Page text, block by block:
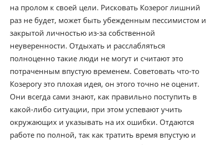
на пролом к своей цели. Рисковать Козерог лишний
раз не будет, может быть убежденным пессимистом и
закрытой личностью из-за собственной
неуверенности. Отдыхать и расслабляться
полноценно такие люди не могут и считают это
потраченным впустую временем. Советовать что-то
Козерогу это плохая идея, он этого точно не оценит.
Они всегда сами знают, как правильно поступить в
какой-либо ситуации, при этом успевают учить
окружающих и указывать на их ошибки. Отдаются
работе по полной, так как тратить время впустую и